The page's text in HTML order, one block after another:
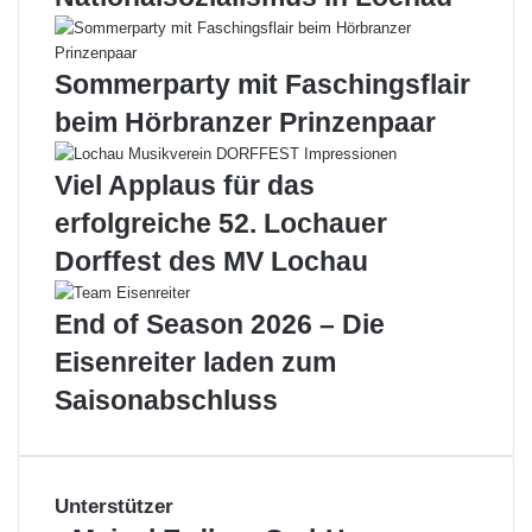
L
e
d
e
r
h
o
s
´
p
a
r
t
y
2
i
t
e
r
s
i
s
n
Sommerparty mit Faschingsflair
beim Hörbranzer Prinzenpaar
Viel Applaus für das
erfolgreiche 52. Lochauer
Dorffest des MV Lochau
End of Season 2026 – Die
Eisenreiter laden zum
Saisonabschluss
Unterstützer